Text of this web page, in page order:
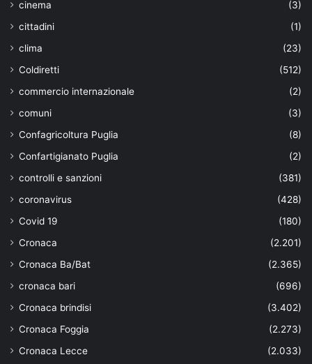
cinema
(3)
cittadini
(1)
clima
(23)
Coldiretti
(512)
commercio internazionale
(2)
comuni
(3)
Confagricoltura Puglia
(8)
Confartigianato Puglia
(2)
controlli e sanzioni
(381)
coronavirus
(428)
Covid 19
(180)
Cronaca
(2.201)
Cronaca Ba/Bat
(2.365)
cronaca bari
(696)
Cronaca brindisi
(3.402)
Cronaca Foggia
(2.273)
Cronaca Lecce
(2.033)